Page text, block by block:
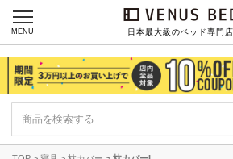
日本最大級のベッド専門店
MENU